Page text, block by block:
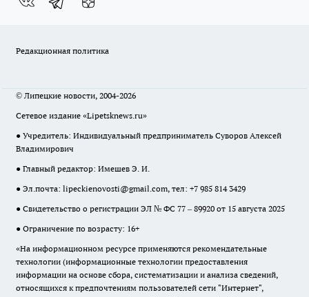
Редакционная политика
© Липецкие новости, 2004-2026
Сетевое издание «Lipetsknews.ru»
● Учредитель: Индивидуальный предприниматель Суворов Алексей
Владимирович
● Главный редактор: Имешев Э. И.
● Эл.почта: lipeckienovosti@gmail.com, тел: +7 985 814 3429
● Свидетельство о регистрации ЭЛ № ФС 77 – 89920 от 15 августа 2025
● Ограничение по возрасту: 16+
«На информационном ресурсе применяются рекомендательные
технологии (информационные технологии предоставления
информации на основе сбора, систематизации и анализа сведений,
относящихся к предпочтениям пользователей сети "Интернет",